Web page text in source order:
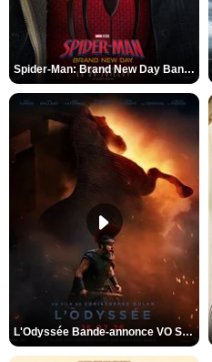
Spider-Man: Brand New Day Bande-annonce VO STFR
L'Odyssée Bande-annonce VO STFR